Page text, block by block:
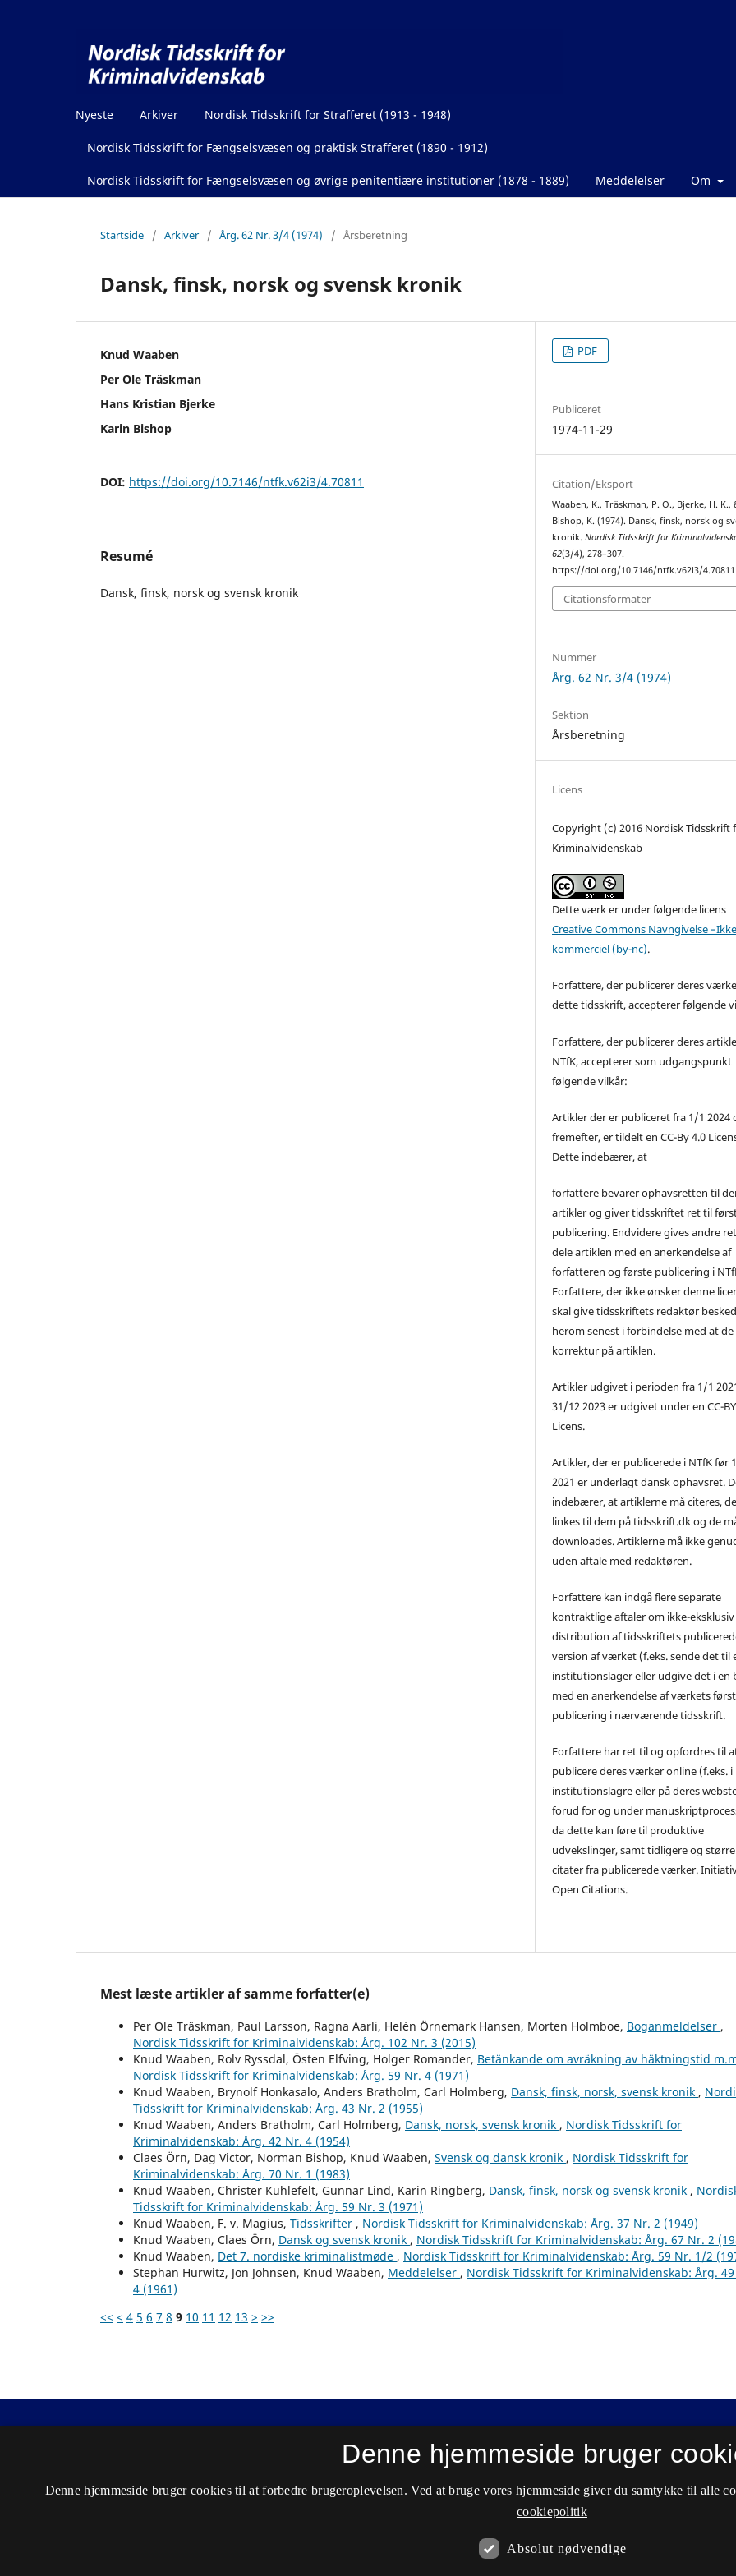
Nyeste Arkiver Nordisk Tidsskrift for Strafferet (1913 - 1948)
Nordisk Tidsskrift for Fængselsvæsen og praktisk Strafferet (1890 - 1912)
Nordisk Tidsskrift for Fængselsvæsen og øvrige penitentiære institutioner (1878 - 1889) Meddelelser Om
Startside / Arkiver / Årg. 62 Nr. 3/4 (1974) / Årsberetning
Dansk, finsk, norsk og svensk kronik
Knud Waaben
Per Ole Träskman
Hans Kristian Bjerke
Karin Bishop
DOI: https://doi.org/10.7146/ntfk.v62i3/4.70811
Resumé
Dansk, finsk, norsk og svensk kronik
PDF
Publiceret
1974-11-29
Citation/Eksport
Waaben, K., Träskman, P. O., Bjerke, H. K.,
Bishop, K. (1974). Dansk, finsk, norsk og
kronik.Nordisk Tidsskrift for
62(3/4), 278–307.
https://doi.org/10.7146/ntfk.v62i3/4.70811
Citationsformater
Nummer
Årg. 62 Nr. 3/4 (1974)
Sektion
Årsberetning
Licens
Copyright (c) 2016 Nordisk Tidsskrift
Kriminalvidenskab
Dette værk er under følgende licens
Creative Commons Navngivelse
kommerciel (by-nc).
Forfattere, der publicerer deres
dette tidsskrift, accepterer følgende
Forfattere, der publicerer deres
NTfK, accepterer som udgangspunkt
følgende vilkår:
Artikler der er publiceret fra 1/1 2024
fremefter, er tildelt en CC-By 4.0
Dette indebærer, at
forfattere bevarer ophavsretten til
artikler og giver tidsskriftet ret til
publicering. Endvidere gives andre
dele artiklen med en anerkendelse af
forfatteren og første publicering i
Forfattere, der ikke ønsker denne
skal give tidsskriftets redaktør besked
herom senest i forbindelse med at
korrektur på artiklen.
Artikler udgivet i perioden fra 1/1
31/12 2023 er udgivet under en CC-
Licens.
Artikler, der er publicerede i NTfK før
2021 er underlagt dansk ophavsret.
indebærer, at artiklerne må citeres,
linkes til dem på tidsskrift.dk og de
downloades. Artiklerne må ikke
uden aftale med redaktøren.
Forfattere kan indgå flere separate
kontraktlige aftaler om ikke-eksklusiv
distribution af tidsskriftets
version af værket (f.eks. sende det til
institutionslager eller udgive det i en
med en anerkendelse af værkets
publicering i nærværende tidsskrift.
Forfattere har ret til og opfordres til
publicere deres værker online (f.eks. i
institutionslagre eller på deres
forud for og under
da dette kan føre til produktive
udvekslinger, samt tidligere og større
citater fra publicerede værker.
Open Citations.
Mest læste artikler af samme forfatter(e)
Per Ole Träskman, Paul Larsson, Ragna Aarli, Helén Örnemark Hansen, Morten Holmboe, Boganmeldelser ,
Nordisk Tidsskrift for Kriminalvidenskab: Årg. 102 Nr. 3 (2015)
Knud Waaben, Rolv Ryssdal, Östen Elfving, Holger Romander, Betänkande om avräkning av häktningstid
Nordisk Tidsskrift for Kriminalvidenskab: Årg. 59 Nr. 4 (1971)
Knud Waaben, Brynolf Honkasalo, Anders Bratholm, Carl Holmberg, Dansk, finsk, norsk, svensk kronik ,
Tidsskrift for Kriminalvidenskab: Årg. 43 Nr. 2 (1955)
Knud Waaben, Anders Bratholm, Carl Holmberg, Dansk, norsk, svensk kronik , Nordisk Tidsskrift for
Kriminalvidenskab: Årg. 42 Nr. 4 (1954)
Claes Örn, Dag Victor, Norman Bishop, Knud Waaben, Svensk og dansk kronik , Nordisk Tidsskrift for
Kriminalvidenskab: Årg. 70 Nr. 1 (1983)
Knud Waaben, Christer Kuhlefelt, Gunnar Lind, Karin Ringberg, Dansk, finsk, norsk og svensk kronik ,
Tidsskrift for Kriminalvidenskab: Årg. 59 Nr. 3 (1971)
Knud Waaben, F. v. Magius, Tidsskrifter , Nordisk Tidsskrift for Kriminalvidenskab: Årg. 37 Nr. 2 (1949)
Knud Waaben, Claes Örn, Dansk og svensk kronik , Nordisk Tidsskrift for Kriminalvidenskab: Årg. 67 Nr. 2
Knud Waaben, Det 7. nordiske kriminalistmøde , Nordisk Tidsskrift for Kriminalvidenskab: Årg. 59 Nr. 1/2
Stephan Hurwitz, Jon Johnsen, Knud Waaben, Meddelelser , Nordisk Tidsskrift for Kriminalvidenskab: Årg.
4 (1961)
<< < 4 5 6 7 8 9 10 11 12 13 > >>
Nordisk Tidsskrift for Kriminalvidenskab
ISSN 2446-3051 (Online)
Denne hjemmeside bruger
Denne hjemmeside bruger cookies til at forbedre brugeroplevelsen. Ved at bruge vores hjemmeside giver du samtykke til alle
cookiepolitik
Absolut nødvendige